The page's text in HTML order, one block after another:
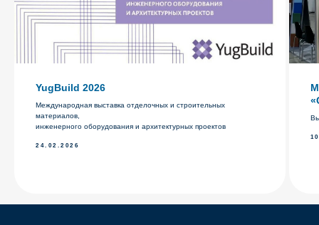
YugBuild 2026
Международная выставка отделочных и строительных
материалов,
инженерного оборудования и архитектурных проектов
24.02.2026